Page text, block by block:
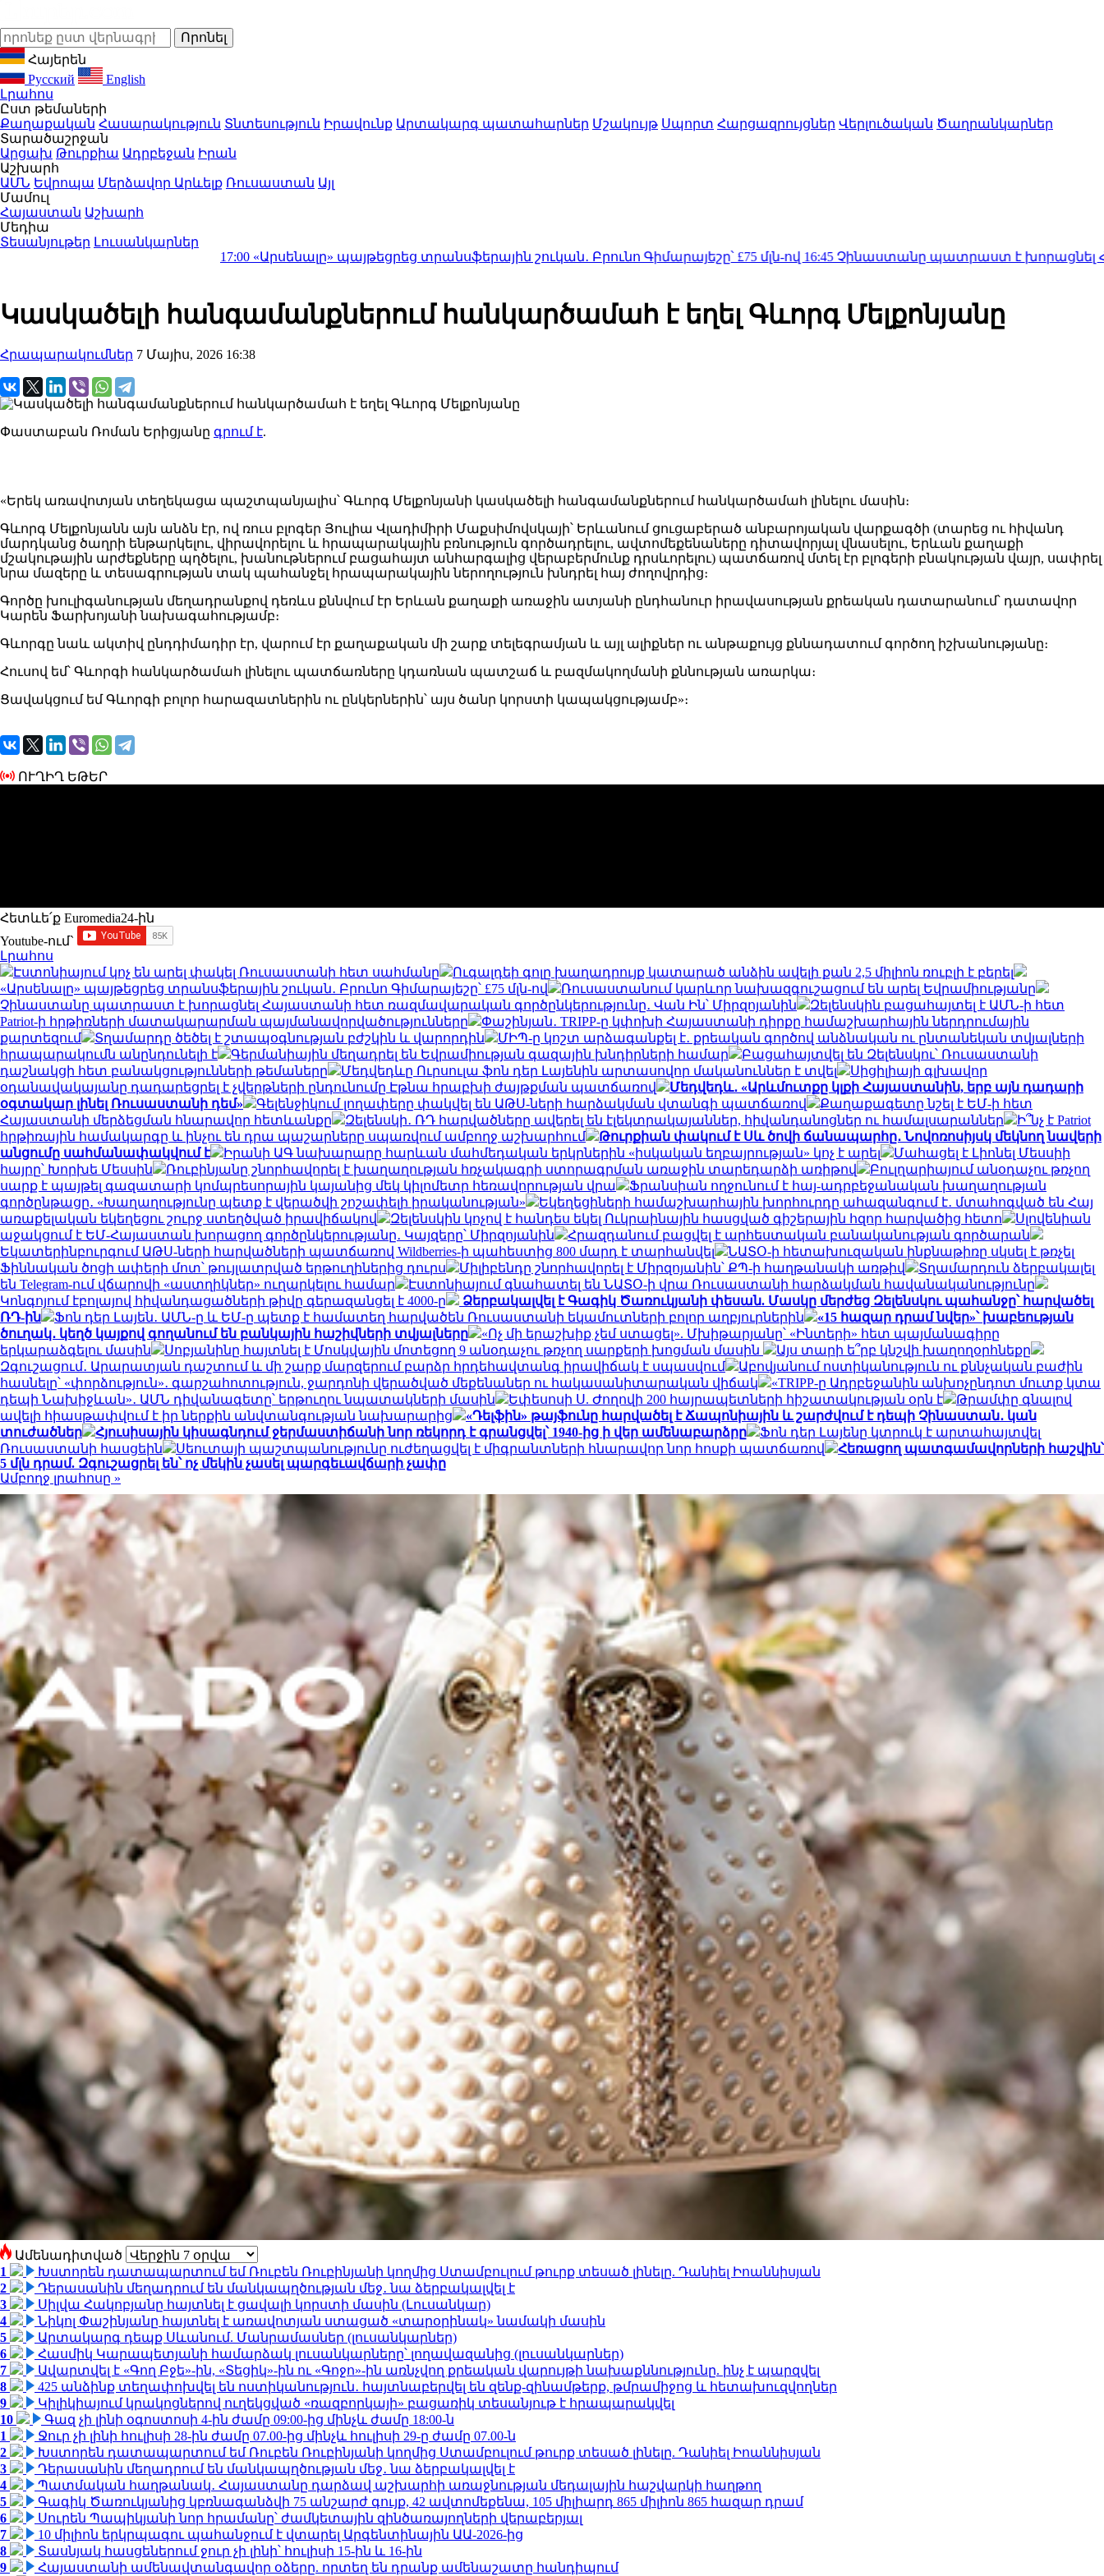
Հայերեն
Русский
English
Լրահոս
Ըստ թեմաների
Քաղաքական Հասարակություն Տնտեսություն Իրավունք Արտակարգ պատահարներ Մշակույթ Սպորտ Հարցազրույցներ Վերլուծական Ծաղրանկարներ
Տարածաշրջան
Արցախ Թուրքիա Ադրբեջան Իրան
Աշխարհ
ԱՄՆ Եվրոպա Մերձավոր Արևելք Ռուսաստան Այլ
Մամուլ
Հայաստան Աշխարհ
Մեդիա
Տեսանյութեր Լուսանկարներ
«Արսենալը» պայթեցրեց տրանսֆերային շուկան․ Բրունո Գիմարայեշը՝ £75 մլն-ով16:45Չինաստանը պատրաստ է խորացնել Հայաստանի
Կասկածելի հանգամանքներում հանկարծամահ է եղել Գևորգ Մելքոնյանը
Հրապարակումներ 7 Մայիս, 2026 16:38
Փաստաբան Ռոման Երիցյանը գրում է.
«Երեկ առավոտյան տեղեկացա պաշտպանյալիս՝ Գևորգ Մելքոնյանի կասկածելի հանգամանքներում հանկարծամահ լինելու մասին։
Գևորգ Մելքոնյանն այն անձն էր, ով ռուս բլոգեր Յուլիա Վլադիմիրի Մաքսիմովսկայի՝ Երևանում ցուցաբերած անբարոյական վարքագծի (տարեց ու հիվանդ
մարդկանց ծաղրի ենթարկելու, վիրավորելու և հրապարակային բռնություն գործադրելու, ավտոմեքենաները դիտավորյալ վնասելու, Երևան քաղաքի
մշակութային արժեքները պղծելու, խանութներում բացահայտ անհարգալից վերաբերմունք դրսևորելու) պատճառով մտել էր բլոգերի բնակության վայր, սափրել
նրա մազերը և տեսագրության տակ պահանջել հրապարակային ներողություն խնդրել հայ ժողովրդից։
Գործը խուլիգանության մեղադրանքով դեռևս քննվում էր Երևան քաղաքի առաջին ատյանի ընդհանուր իրավասության քրեական դատարանում՝ դատավոր
Կարեն Ֆարխոյանի նախագահությամբ։
Գևորգը նաև ակտիվ ընդդիմադիր էր, վարում էր քաղաքական մի շարք տելեգրամյան և այլ ալիքներ ու անթաքույց քննադատում գործող իշխանությանը։
Հուսով եմ՝ Գևորգի հանկարծամահ լինելու պատճառները կդառնան պատշաճ և բազմակողմանի քննության առարկա։
Ցավակցում եմ Գևորգի բոլոր հարազատներին ու ընկերներին՝ այս ծանր կորստի կապակցությամբ»։
ՈՒՂԻՂ ԵԹԵՐ
Հետևե՛ք Euromedia24-ին
Youtube-ում`
Լրահոս
Էստոնիայում կոչ են արել փակել Ռուսաստանի հետ սահմանը
Ուգալդեի գոլը խաղադրույք կատարած անձին ավելի քան 2,5 միլիոն ռուբլի է բերել
«Արսենալը» պայթեցրեց տրանսֆերային շուկան․ Բրունո Գիմարայեշը՝ £75 մլն-ով
Ռուսաստանում կարևոր նախազգուշացում են արել Եվրամիությանը
Չինաստանը պատրաստ է խորացնել Հայաստանի հետ ռազմավարական գործընկերությունը․ Վան Ին՝ Միրզոյանին
Զելենսկին բացահայտել է ԱՄՆ-ի հետ
Patriot-ի հրթիռների մատակարարման պայմանավորվածությունները
Փաշինյան․ TRIPP-ը կփոխի Հայաստանի դիրքը համաշխարհային ներդրումային
քարտեզում
Տղամարդը ծեծել է շտապօգնության բժշկին և վարորդին
ՄԻՊ-ը կոշտ արձագանքել է․ քրեական գործով անձնական ու ընտանեկան տվյալների
հրապարակումն անընդունելի է
Գերմանիային մեղադրել են Եվրամիության գազային խնդիրների համար
Բացահայտվել են Զելենսկու՝ Ռուսաստանի
դաշնակցի հետ բանակցությունների թեմաները
Մեդվեդևը Ուրսուլա ֆոն դեր Լայենին արտասովոր մականուններ է տվել
Սիցիլիայի գլխավոր
օդանավակայանը դադարեցրել է չվերթների ընդունումը Էթնա հրաբխի ժայթքման պատճառով
Մեդվեդև․ «Արևմուտքը կլքի Հայաստանին, երբ այն դադարի
օգտակար լինել Ռուսաստանի դեմ»
Գելենջիկում լողափերը փակվել են ԱԹՍ-ների հարձակման վտանգի պատճառով
Քաղաքագետը նշել է ԵՄ-ի հետ
Հայաստանի մերձեցման հնարավոր հետևանքը
Զելենսկի․ ՌԴ հարվածները ավերել են էլեկտրակայաններ, հիվանդանոցներ ու համալսարաններ
Ի՞նչ է Patriot
հրթիռային համակարգը և ինչու են դրա պաշարները սպառվում ամբողջ աշխարհում
Թուրքիան փակում է Սև ծովի ճանապարհը․ Նովոռոսիյսկ մեկնող նավերի
անցումը սահմանափակվում է
Իրանի ԱԳ նախարարը հարևան մահմեդական երկրներին «իսկական եղբայրության» կոչ է արել
Մահացել է Լիոնել Մեսսիի
հայրը՝ Խորխե Մեսսին
Ռուբինյանը շնորհավորել է խաղաղության հռչակագրի ստորագրման առաջին տարեդարձի առիթով
Բուլղարիայում անօդաչու թռչող
սարք է պայթել գազատարի կոմպրեսորային կայանից մեկ կիլոմետր հեռավորության վրա
Ֆրանսիան ողջունում է հայ-ադրբեջանական խաղաղության
գործընթացը․ «Խաղաղությունը պետք է վերածվի շոշափելի իրականության»
Եկեղեցիների համաշխարհային խորհուրդը ահազանգում է․ մտահոգված են Հայ
առաքելական եկեղեցու շուրջ ստեղծված իրավիճակով
Զելենսկին կոչով է հանդես եկել Ուկրաինային հասցված գիշերային հզոր հարվածից հետո
Սլովենիան
աջակցում է ԵՄ-Հայաստան խորացող գործընկերությանը․ Կայզերը՝ Միրզոյանին
Հրազդանում բացվել է արհեստական բանականության գործարան
Եկատերինբուրգում ԱԹՍ-ների հարվածների պատճառով Wildberries-ի պահեստից 800 մարդ է տարհանվել
ՆԱՏՕ-ի հետախուզական ինքնաթիռը սկսել է թռչել
Ֆիննական ծոցի ափերի մոտ՝ թույլատրված երթուղիներից դուրս
Միլիբենդը շնորհավորել է Միրզոյանին՝ ՔՊ-ի հաղթանակի առթիվ
Տղամարդուն ձերբակալել
են Telegram-ում վճարովի «աստղիկներ» ուղարկելու համար
Էստոնիայում գնահատել են ՆԱՏՕ-ի վրա Ռուսաստանի հարձակման հավանականությունը
Կոնգոյում էբոլայով հիվանդացածների թիվը գերազանցել է 4000-ը
Ձերբակալվել է Գագիկ Ծառուկյանի փեսան. Մասկը մերժեց Զելենսկու պահանջը՝ հարվածել
ՌԴ-ին
Ֆոն դեր Լայեն․ ԱՄՆ-ը և ԵՄ-ը պետք է համատեղ հարվածեն Ռուսաստանի եկամուտների բոլոր աղբյուրներին
«15 հազար դրամ նվեր»՝ խաբեության
ծուղակ․ կեղծ կայքով գողանում են բանկային հաշիվների տվյալները
«Ոչ մի երաշխիք չեմ ստացել». Մխիթարյանը՝ «Ինտերի» հետ պայմանագիրը
երկարաձգելու մասին
Սոբյանինը հայտնել է Մոսկվային մոտեցող 9 անօդաչու թռչող սարքերի խոցման մասին
Այս տարի ե՞րբ կնշվի խաղողօրհնեքը
Զգուշացում․ Արարատյան դաշտում և մի շարք մարզերում բարձր հրդեհավտանգ իրավիճակ է սպասվում
Աբովյանում ոստիկանություն ու քննչական բաժին
հասնելը՝ «փորձություն»․ գարշահոտություն, ջարդոնի վերածված մեքենաներ ու հակասանիտարական վիճակ
«TRIPP-ը Ադրբեջանին անխոչընդոտ մուտք կտա
դեպի Նախիջևան»․ ԱՄՆ դիվանագետը՝ երթուղու նպատակների մասին
Եփեսոսի Ս. Ժողովի 200 հայրապետների հիշատակության օրն է
Թրամփը գնալով
ավելի հիասթափվում է իր ներքին անվտանգության նախարարից
«Դելֆին» թայֆունը հարվածել է Ճապոնիային և շարժվում է դեպի Չինաստան․ կան
տուժածներ
Հյուսիսային կիսագնդում ջերմաստիճանի նոր ռեկորդ է գրանցվել՝ 1940-ից ի վեր ամենաբարձրը
Ֆոն դեր Լայենը կտրուկ է արտահայտվել
Ռուսաստանի հասցեին
Սեուտայի ​​պաշտպանությունը ուժեղացվել է միգրանտների հնարավոր նոր հոսքի պատճառով
Հեռացող պատգամավորների հաշվին՝
5 մլն դրամ. Զգուշացրել են՝ ոչ մեկին չասել պարգեւավճարի չափը
Ամբողջ լրահոսը »
Ամենադիտված
1
Խստորեն դատապարտում եմ Ռուբեն Ռուբինյանի կողմից Ստամբուլում թուրք տեսած լինելը. Դանիել Իոաննիսյան
2
Դերասանին մեղադրում են մանկապղծության մեջ․ նա ձերբակալվել է
3
Սիլվա Հակոբյանը հայտնել է ցավալի կորստի մասին (Լուսանկար)
4
Նիկոլ Փաշինյանը հայտնել է առավոտյան ստացած «տարօրինակ» նամակի մասին
5
Արտակարգ դեպք Սևանում. Մանրամասներ (լուսանկարներ)
6
Հասմիկ Կարապետյանի համարձակ լուսանկարները՝ լողավազանից (լուսանկարներ)
7
Ավարտվել է «Գող Բջե»-ին, «Տեցիկ»-ին ու «Գոջո»-ին առնչվող քրեական վարույթի նախաքննությունը. ինչ է պարզվել
8
425 անձինք տեղափոխվել են ոստիկանություն․ հայտնաբերվել են զենք-զինամթերք, թմրամիջոց և հետախուզվողներ
9
Կիլիկիայում կրակոցներով ուղեկցված «ռազբորկայի» բացառիկ տեսանյութ է հրապարակվել
10
Գազ չի լինի օգոստոսի 4-ին ժամը 09:00-ից մինչև ժամը 18:00-ն
1
Ջուր չի լինի հուլիսի 28-ին ժամը 07.00-ից մինչև հուլիսի 29-ը ժամը 07.00-ն
2
Խստորեն դատապարտում եմ Ռուբեն Ռուբինյանի կողմից Ստամբուլում թուրք տեսած լինելը. Դանիել Իոաննիսյան
3
Դերասանին մեղադրում են մանկապղծության մեջ․ նա ձերբակալվել է
4
Պատմական հաղթանակ․ Հայաստանը դարձավ աշխարհի առաջնության մեդալային հաշվարկի հաղթող
5
Գագիկ Ծառուկյանից կբռնագանձվի 75 անշարժ գույք, 42 ավտոմեքենա, 105 միլիարդ 865 միլիոն 865 հազար դրամ
6
Սուրեն Պապիկյանի նոր հրամանը՝ ժամկետային զինծառայողների վերաբերյալ
7
10 միլիոն երկրպագու պահանջում է վտարել Արգենտինային ԱԱ-2026-ից
8
Տասնյակ հասցեներում ջուր չի լինի՝ հուլիսի 15-ին և 16-ին
9
Հայաստանի ամենավտանգավոր օձերը. որտեղ են դրանք ամենաշատը հանդիպում